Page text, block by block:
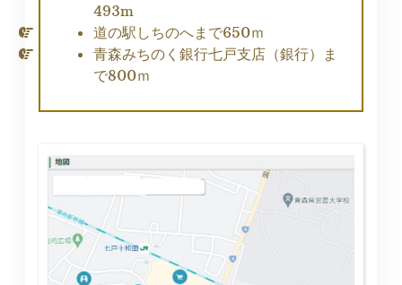
493m
道の駅しちのへまで650ｍ
青森みちのく銀行七戸支店（銀行）ま
で800ｍ